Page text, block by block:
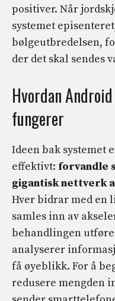
positiver. Når
systemet
bølgeutbredelsen,
der det skal sendes
Hvordan
fungerer
Ideen bak systemet
effektivt: forvandle
gigantisk nettverk
Hver bidrar med en
samles inn av
behandlingen
analyserer
få øyeblikk. For å
redusere mengden